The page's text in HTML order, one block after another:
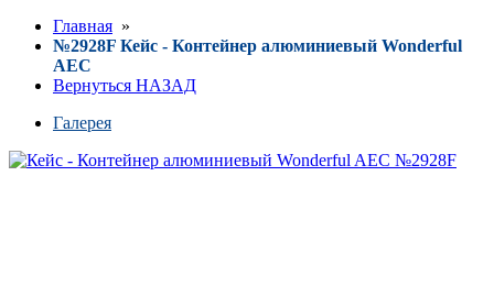
Главная »
№2928F Кейс - Контейнер алюминиевый Wonderful
AEC
Вернуться НАЗАД
Галерея